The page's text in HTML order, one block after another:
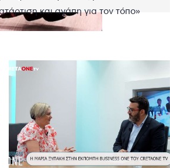
και αγάπη για τον τόπο»